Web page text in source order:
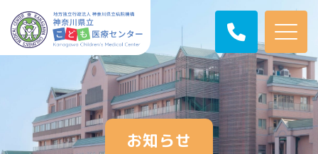
お知らせ